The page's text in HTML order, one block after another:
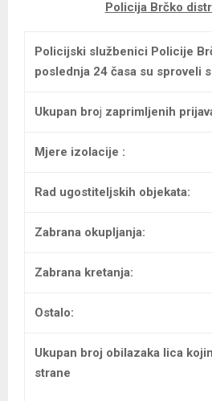
Policija Brčko
Policijski službenici Policije
poslednja 24 časa su sproveli
Ukupan broj zaprimljenih
Mjere izolacije :
Rad ugostiteljskih objekata:
Zabrana okupljanja:
Zabrana kretanja:
Ostalo:
Ukupan broj obilazaka lica
strane